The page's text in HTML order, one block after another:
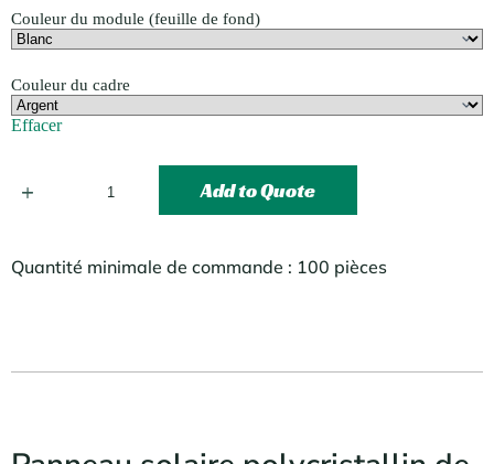
Couleur du module (feuille de fond)
Couleur du cadre
Effacer
Add to Quote
Quantité minimale de commande : 100 pièces